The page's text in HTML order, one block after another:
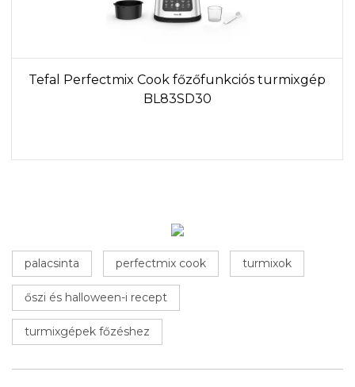
Tefal Perfectmix Cook főzőfunkciós turmixgép
BL83SD30
palacsinta perfectmix cook turmixok
őszi és halloween-i recept
turmixgépek főzéshez